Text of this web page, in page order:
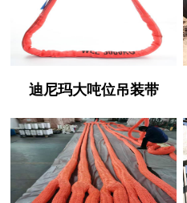
迪尼玛大吨位吊装带